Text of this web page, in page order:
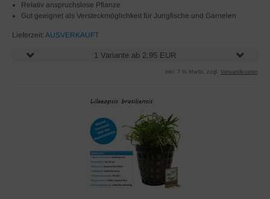
Relativ anspruchslose Pflanze
Gut geeignet als Versteckmöglichkeit für Jungfische und Garnelen
Lieferzeit: AUSVERKAUFT
1 Variante ab 2,95 EUR
inkl. 7 % MwSt. zzgl. Versandkosten